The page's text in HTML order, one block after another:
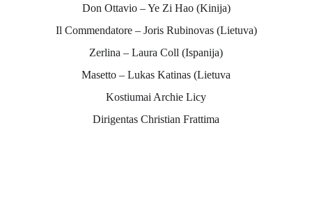
Don Ottavio – Ye Zi Hao (Kinija)
Il Commendatore – Joris Rubinovas (Lietuva)
Zerlina – Laura Coll (Ispanija)
Masetto – Lukas Katinas (Lietuva
Kostiumai Archie Licy
Dirigentas Christian Frattima